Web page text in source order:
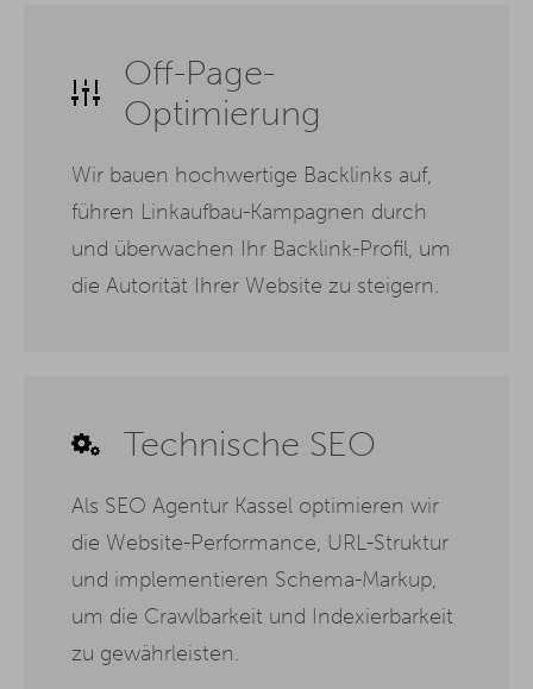
Off-Page-
Optimierung
Wir bauen hochwertige Backlinks auf,
führen Linkaufbau-Kampagnen durch
und überwachen Ihr Backlink-Profil, um
die Autorität Ihrer Website zu steigern.
Technische SEO
Als SEO Agentur Kassel optimieren wir
die Website-Performance, URL-Struktur
und implementieren Schema-Markup,
um die Crawlbarkeit und Indexierbarkeit
zu gewährleisten.